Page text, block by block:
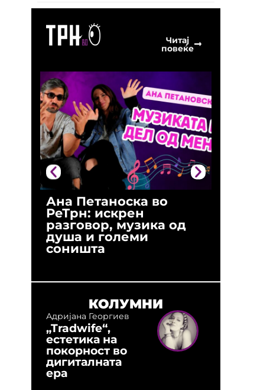
Читај
повеќе
Ана Петаноска во
РеТрн: искрен
разговор, музика од
душа и големи
соништа
КОЛУМНИ
Адријана Георгиев
„Tradwife“,
естетика на
покорност во
дигиталната
ера